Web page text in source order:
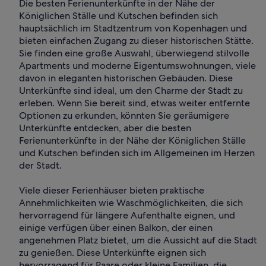
Die besten Ferienunterkünfte in der Nähe der
Königlichen Ställe und Kutschen befinden sich
hauptsächlich im Stadtzentrum von Kopenhagen und
bieten einfachen Zugang zu dieser historischen Stätte.
Sie finden eine große Auswahl, überwiegend stilvolle
Apartments und moderne Eigentumswohnungen, viele
davon in eleganten historischen Gebäuden. Diese
Unterkünfte sind ideal, um den Charme der Stadt zu
erleben. Wenn Sie bereit sind, etwas weiter entfernte
Optionen zu erkunden, könnten Sie geräumigere
Unterkünfte entdecken, aber die besten
Ferienunterkünfte in der Nähe der Königlichen Ställe
und Kutschen befinden sich im Allgemeinen im Herzen
der Stadt.
Viele dieser Ferienhäuser bieten praktische
Annehmlichkeiten wie Waschmöglichkeiten, die sich
hervorragend für längere Aufenthalte eignen, und
einige verfügen über einen Balkon, der einen
angenehmen Platz bietet, um die Aussicht auf die Stadt
zu genießen. Diese Unterkünfte eignen sich